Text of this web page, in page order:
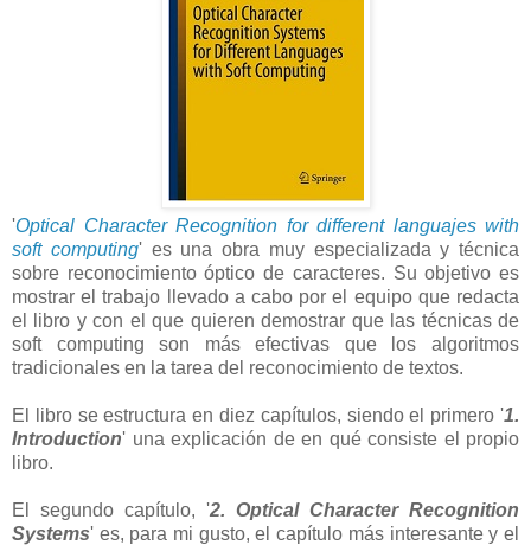
'Optical Character Recognition for different languajes with
soft computing' es una obra muy especializada y técnica
sobre reconocimiento óptico de caracteres. Su objetivo es
mostrar el trabajo llevado a cabo por el equipo que redacta
el libro y con el que quieren demostrar que las técnicas de
soft computing son más efectivas que los algoritmos
tradicionales en la tarea del reconocimiento de textos.
El libro se estructura en diez capítulos, siendo el primero '1.
Introduction' una explicación de en qué consiste el propio
libro.
El segundo capítulo, '2. Optical Character Recognition
Systems' es, para mi gusto, el capítulo más interesante y el